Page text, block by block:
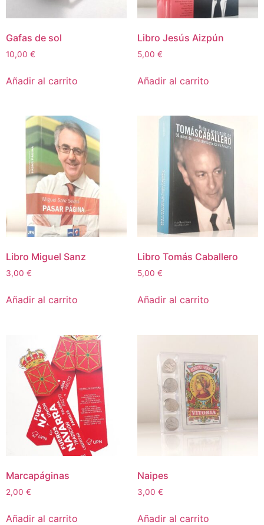
Gafas de sol
10,00 €
Añadir al carrito
Libro Jesús Aizpún
5,00 €
Añadir al carrito
Libro Miguel Sanz
3,00 €
Añadir al carrito
Libro Tomás Caballero
5,00 €
Añadir al carrito
Marcapáginas
2,00 €
Añadir al carrito
Naipes
3,00 €
Añadir al carrito